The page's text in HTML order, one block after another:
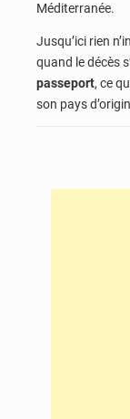
Méditerranée.
Jusqu’ici rien
quand le décès
passeport, ce
son pays